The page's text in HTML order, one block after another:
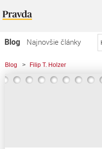
Blog
Najnovšie články
Najčítanejšie články
Najkomentovanejšie články
Blog > Filip T. Holzer
> Izrael a Gaza: Analýza konfliktu